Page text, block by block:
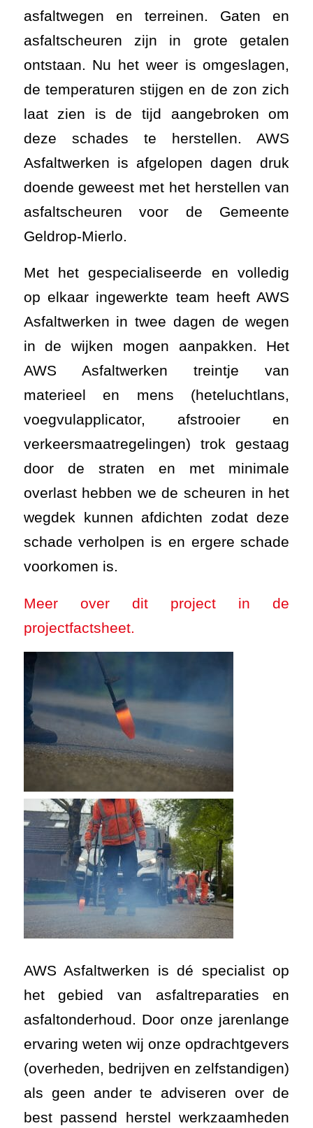
asfaltwegen en terreinen. Gaten en
asfaltscheuren zijn in grote getalen
ontstaan. Nu het weer is omgeslagen,
de temperaturen stijgen en de zon zich
laat zien is de tijd aangebroken om
deze schades te herstellen. AWS
Asfaltwerken is afgelopen dagen druk
doende geweest met het herstellen van
asfaltscheuren voor de Gemeente
Geldrop-Mierlo.
Met het gespecialiseerde en volledig
op elkaar ingewerkte team heeft AWS
Asfaltwerken in twee dagen de wegen
in de wijken mogen aanpakken. Het
AWS Asfaltwerken treintje van
materieel en mens (heteluchtlans,
voegvulapplicator, afstrooier en
verkeersmaatregelingen) trok gestaag
door de straten en met minimale
overlast hebben we de scheuren in het
wegdek kunnen afdichten zodat deze
schade verholpen is en ergere schade
voorkomen is.
Meer over dit project in de
projectfactsheet.
AWS Asfaltwerken is dé specialist op
het gebied van asfaltreparaties en
asfaltonderhoud. Door onze jarenlange
ervaring weten wij onze opdrachtgevers
(overheden, bedrijven en zelfstandigen)
als geen ander te adviseren over de
best passend herstel werkzaamheden